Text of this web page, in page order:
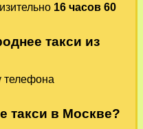
16 часов 60
такси из
телефона
такси в Москве?